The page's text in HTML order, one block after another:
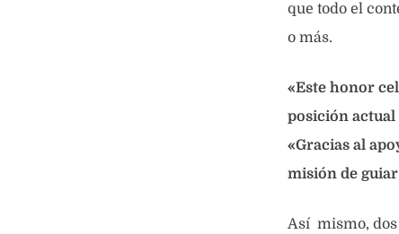
que todo el
o más.
«Este honor
posición actual
«Gracias al
misión de guiar
Así mismo, dos